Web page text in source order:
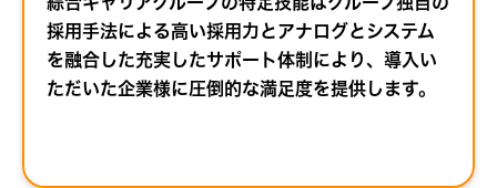
採用手法による高い採用力とアナログとシステム
を融合した充実したサポート体制により、導入い
ただいた企業様に圧倒的な満足度を提供します。